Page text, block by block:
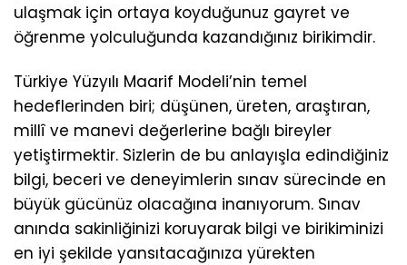
ulaşmak için ortaya koyduğunuz gayret ve
öğrenme yolculuğunda kazandığınız birikimdir.
Türkiye Yüzyılı Maarif Modeli’nin temel
hedeflerinden biri; düşünen, üreten, araştıran,
millî ve manevi değerlerine bağlı bireyler
yetiştirmektir. Sizlerin de bu anlayışla edindiğiniz
bilgi, beceri ve deneyimlerin sınav sürecinde en
büyük gücünüz olacağına inanıyorum. Sınav
anında sakinliğinizi koruyarak bilgi ve birikiminizi
en iyi şekilde yansıtacağınıza yürekten